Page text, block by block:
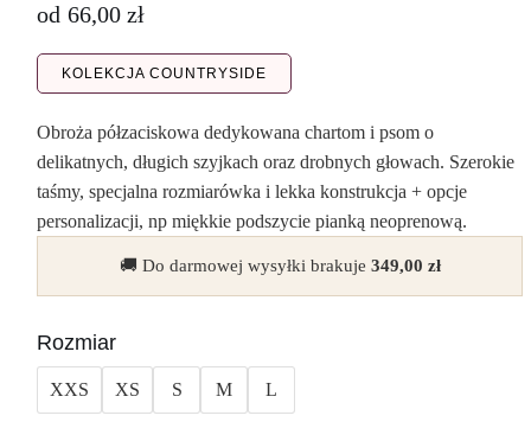
od 66,00 zł
KOLEKCJA COUNTRYSIDE
Obroża półzaciskowa dedykowana chartom i psom o
delikatnych, długich szyjkach oraz drobnych głowach. Szerokie
taśmy, specjalna rozmiarówka i lekka konstrukcja + opcje
personalizacji, np miękkie podszycie pianką neoprenową.
🚚 Do darmowej wysyłki brakuje 349,00 zł
Rozmiar
XXS XS S M L